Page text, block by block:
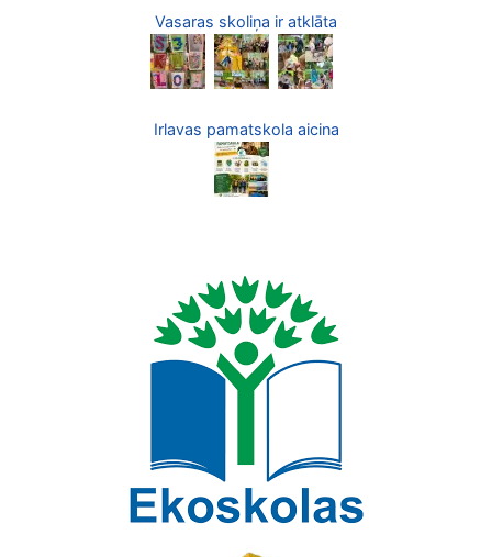
Vasaras skoliņa ir atklāta
Irlavas pamatskola aicina